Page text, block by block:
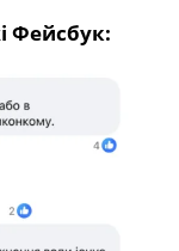
Фейсбук: